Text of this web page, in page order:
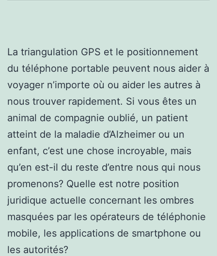
La triangulation GPS et le positionnement
du téléphone portable peuvent nous aider à
voyager n’importe où ou aider les autres à
nous trouver rapidement. Si vous êtes un
animal de compagnie oublié, un patient
atteint de la maladie d’Alzheimer ou un
enfant, c’est une chose incroyable, mais
qu’en est-il du reste d’entre nous qui nous
promenons? Quelle est notre position
juridique actuelle concernant les ombres
masquées par les opérateurs de téléphonie
mobile, les applications de smartphone ou
les autorités?